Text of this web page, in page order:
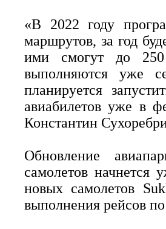
«В 2022 году
маршрутов, за год
ими смогут до
выполняются уже
планируется
авиабилетов уже в
Константин
Обновление
самолетов начнется
новых самолетов
выполнения рейсов